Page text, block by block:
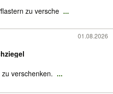
zu versche ...
01.08.2026
verschenken. ...